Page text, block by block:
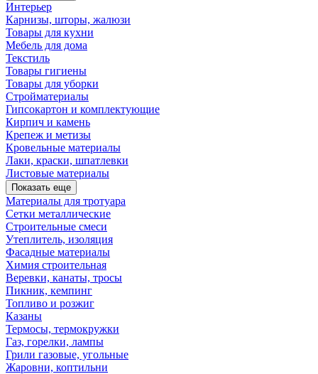
Интерьер
Карнизы, шторы, жалюзи
Товары для кухни
Мебель для дома
Текстиль
Товары гигиены
Товары для уборки
Стройматериалы
Гипсокартон и комплектующие
Кирпич и камень
Крепеж и метизы
Кровельные материалы
Лаки, краски, шпатлевки
Листовые материалы
Показать еще
Материалы для тротуара
Сетки металлические
Строительные смеси
Утеплитель, изоляция
Фасадные материалы
Химия строительная
Веревки, канаты, тросы
Пикник, кемпинг
Топливо и розжиг
Казаны
Термосы, термокружки
Газ, горелки, лампы
Грили газовые, угольные
Жаровни, коптильни